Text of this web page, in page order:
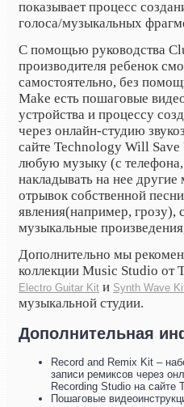
показывает процесс
голоса/музыкальных
С помощью руководства
производителя ребенок
самостоятельно, без
Make есть пошаговые
устройства и процессу
через онлайн-студию
сайте Technology Will Save
любую музыку (с
накладывать на нее
отрывок собственной
явления(например, грозу),
музыкальные
Дополнительно мы
коллекции Music Studio от
Electro Guitar Kit и Synth Wave
музыкальной студии.
Дополнительная
Record and Remix Kit –
записи ремиксов через
Recording Studio на сайте
Пошаговые